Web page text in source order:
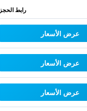
رابط الحجز
عرض الأسعار
عرض الأسعار
عرض الأسعار